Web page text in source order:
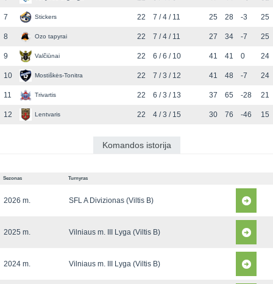
7 Stickers 22 7 / 4 / 11 25 28 -3 25
8 Ozo tapyrai 22 7 / 4 / 11 27 34 -7 25
9 Valčiūnai 22 6 / 6 / 10 41 41 0 24
10 Mostiškės-Tonitra 22 7 / 3 / 12 41 48 -7 24
11 Trivartis 22 6 / 3 / 13 37 65 -28 21
12 Lentvaris 22 4 / 3 / 15 30 76 -46 15
Komandos istorija
Sezonas Turnyras
2026 m. SFL A Divizionas (Viltis B)
2025 m. Vilniaus m. III Lyga (Viltis B)
2024 m. Vilniaus m. III Lyga (Viltis B)